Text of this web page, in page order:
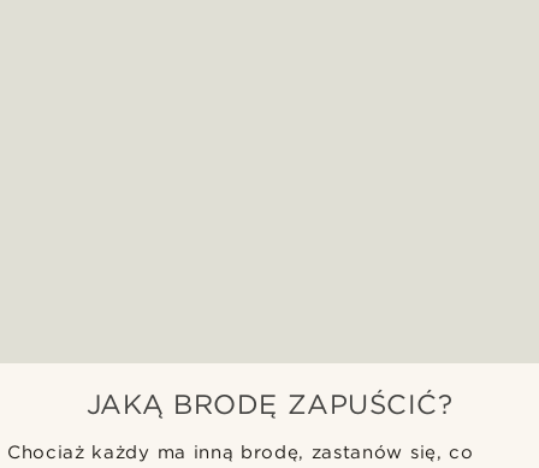
JAKĄ BRODĘ ZAPUŚCIĆ?
Chociaż każdy ma inną brodę, zastanów się, co